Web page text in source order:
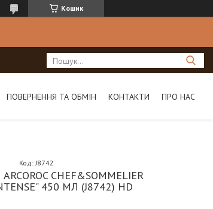
Кошик
ПОВЕРНЕННЯ ТА ОБМІН КОНТАКТИ ПРО НАС
CHEF&SOMMELIER
450 МЛ (J8742) HD
Код:J8742